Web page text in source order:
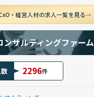
・経営人材の求人一覧を見る
ンサルティングファーム
2296件